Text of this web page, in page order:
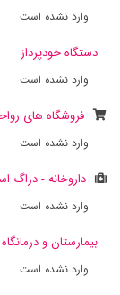
وارد نشده است
دستگاه خودپرداز
وارد نشده است
فروشگاه های
وارد نشده است
داروخانه - دراگ
وارد نشده است
بیمارستان و درمانگاه
وارد نشده است